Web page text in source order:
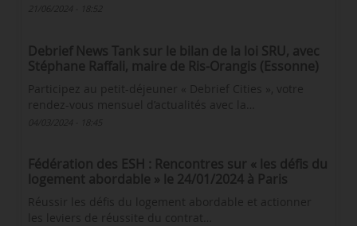
21/06/2024 - 18:52
Debrief News Tank sur le bilan de la loi SRU, avec
Stéphane Raffali, maire de Ris-Orangis (Essonne)
Participez au petit-déjeuner « Debrief Cities », votre
rendez-vous mensuel d’actualités avec la…
Fédération des ESH : Rencontres sur « les défis du
logement abordable » le 24/01/2024 à Paris
Réussir les défis du logement abordable et actionner
les leviers de réussite du contrat…